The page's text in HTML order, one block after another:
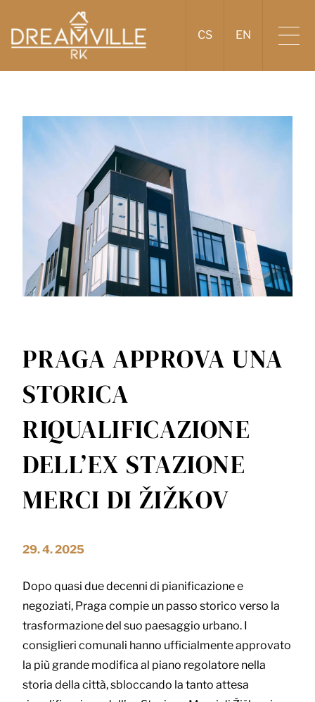
CS EN
PRAGA APPROVA UNA
STORICA
RIQUALIFICAZIONE
DELL’EX STAZIONE
MERCI DI ŽIŽKOV
29. 4. 2025
Dopo quasi due decenni di pianificazione e
negoziati, Praga compie un passo storico verso la
trasformazione del suo paesaggio urbano. I
consiglieri comunali hanno ufficialmente approvato
la più grande modifica al piano regolatore nella
storia della città, sbloccando la tanto attesa